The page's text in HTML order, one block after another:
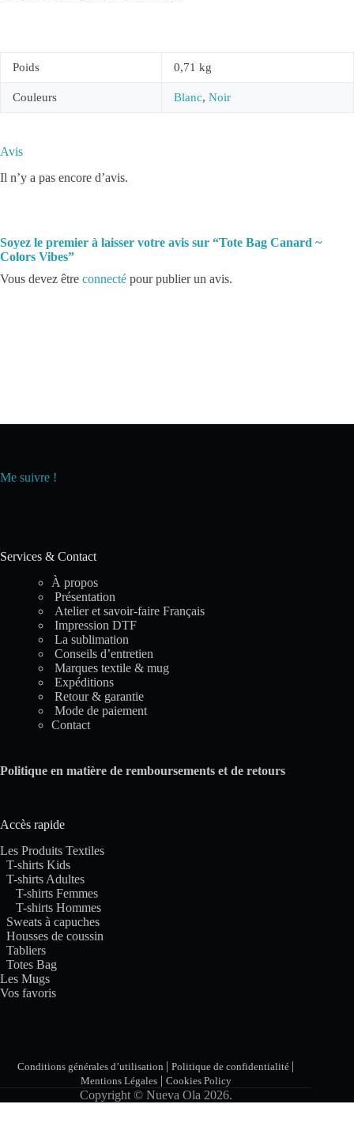
Poids 0,71 kg
Couleurs Blanc, Noir
Avis
Il n’y a pas encore d’avis.
Soyez le premier à laisser votre avis sur “Tote Bag Canard ~
Colors Vibes”
Vous devez être connecté pour publier un avis.
Me suivre !
Services & Contact
À propos
Présentation
Atelier et savoir-faire Français
Impression DTF
La sublimation
Conseils d’entretien
Marques textile & mug
Expéditions
Retour & garantie
Mode de paiement
Contact
Politique en matière de remboursements et de retours
Accès rapide
Les Produits Textiles
T-shirts Kids
T-shirts Adultes
T-shirts Femmes
T-shirts Hommes
Sweats à capuches
Housses de coussin
Tabliers
Totes Bag
Les Mugs
Vos favoris
Conditions générales d’utilisation |Politique de confidentialité |
Mentions Légales| Cookies Policy
Copyright © Nueva Ola 2026.